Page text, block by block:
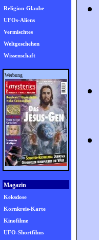
Religion-Glaube
UFOs-Aliens
Vermischtes
Weltgeschehen
Wissenschaft
Werbung
Magazin
Keksdose
Kornkreis-Karte
Kinofilme
UFO-Shortfilms